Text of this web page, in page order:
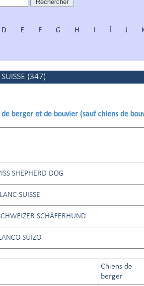
D E F G H I Í J
(347)
de berger et de bouvier (sauf chiens de
SHEPHERD DOG
SUISSE
SCHÄFERHUND
SUIZO
Chiens de
berger